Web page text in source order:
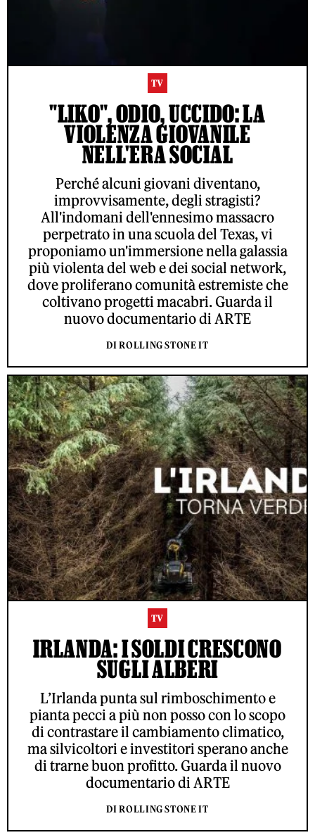
TV
"LIKO", ODIO, UCCIDO: LA
VIOLENZA GIOVANILE
NELL'ERA SOCIAL
Perché alcuni giovani diventano,
improvvisamente, degli stragisti?
All'indomani dell'ennesimo massacro
perpetrato in una scuola del Texas, vi
proponiamo un'immersione nella galassia
più violenta del web e dei social network,
dove proliferano comunità estremiste che
coltivano progetti macabri. Guarda il
nuovo documentario di ARTE
DI ROLLING STONE IT
TV
IRLANDA: I SOLDI CRESCONO
SUGLI ALBERI
L’Irlanda punta sul rimboschimento e
pianta pecci a più non posso con lo scopo
di contrastare il cambiamento climatico,
ma silvicoltori e investitori sperano anche
di trarne buon profitto. Guarda il nuovo
documentario di ARTE
DI ROLLING STONE IT